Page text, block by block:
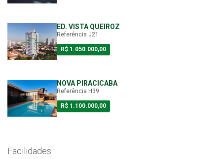
ED. VISTA QUEIROZ
Referência J21
R$ 1.050.000,00
NOVA PIRACICABA
Referência H39
R$ 1.100.000,00
Facilidades